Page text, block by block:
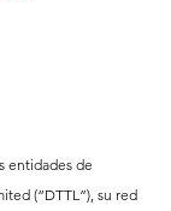
entidades de
(“DTTL”), su red